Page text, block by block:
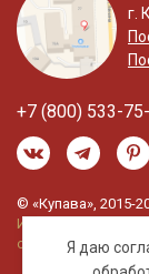
Я даю
г.
+7 (800) 533-
© «Купава», 2015-
Информация на
офертой.